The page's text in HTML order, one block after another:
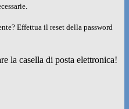
Effettua il reset della password
la casella di posta elettronica!